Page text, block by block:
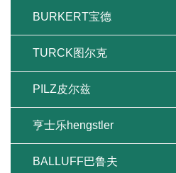
BURKERT宝德
TURCK图尔克
PILZ皮尔兹
亨士乐hengstler
BALLUFF巴鲁夫